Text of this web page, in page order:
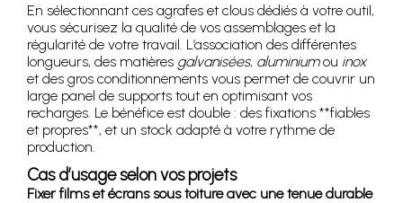
En sélectionnant ces agrafes et clous dédiés à votre outil,
vous sécurisez la qualité de vos assemblages et la
régularité de votre travail. L’association des différentes
longueurs, des matières galvanisées, aluminiumou inox
et des gros conditionnements vous permet de couvrir un
large panel de supports tout en optimisant vos
recharges. Le bénéfice est double : des fixations **fiables
et propres**, et un stock adapté à votre rythme de
production.
Cas d’usage selon vos projets
Fixer films et écrans sous toiture avec une tenue durable